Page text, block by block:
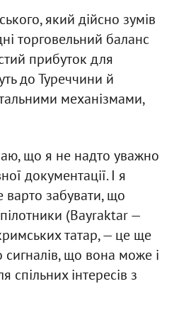
який дійсно зумів
торговельний баланс
прибуток для
до Туреччини й
механізмами,
що я не надто уважно
документації. І я
забувати, що
(Bayraktar —
татар, — це ще
сигналів, що вона може і
спільних інтересів з